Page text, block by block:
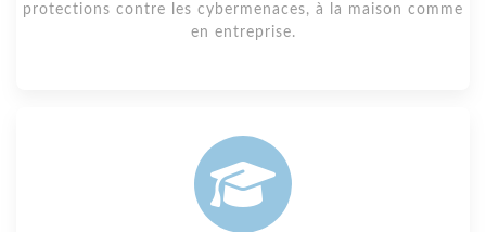
protections contre les cybermenaces, à la maison comme
en entreprise.